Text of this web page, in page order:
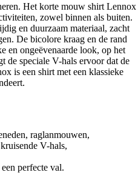
Het korte mouw shirt Lennox
zowel binnen als buiten.
en duurzaam materiaal, zacht
De bicolore kraag en de rand
en ongeëvenaarde look, op het
de speciale V-hals ervoor dat de
is een shirt met een klassieke
raglanmouwen,
V-hals,
perfecte val.